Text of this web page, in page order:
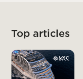
Top articles